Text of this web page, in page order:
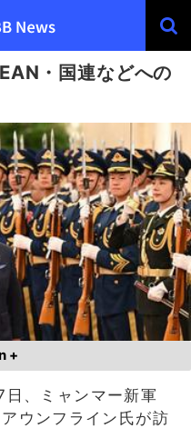
・国連などへの
+
日、ミャンマー新軍
ウンフライン氏が訪